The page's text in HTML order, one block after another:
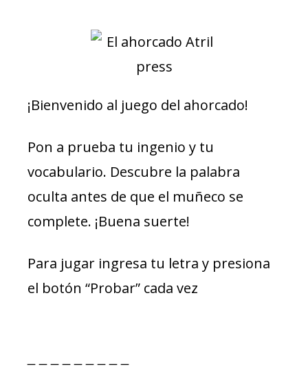
¡Bienvenido al juego del ahorcado!
Pon a prueba tu ingenio y tu
vocabulario. Descubre la palabra
oculta antes de que el muñeco se
complete. ¡Buena suerte!
Para jugar ingresa tu letra y presiona
el botón “Probar” cada vez